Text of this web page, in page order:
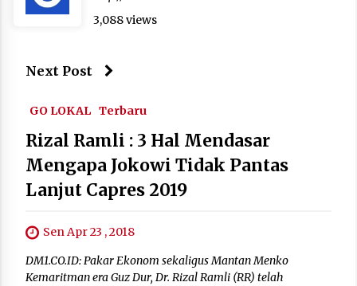
3,088 views
Next Post
GO LOKAL Terbaru
Rizal Ramli : 3 Hal Mendasar
Mengapa Jokowi Tidak Pantas
Lanjut Capres 2019
Sen Apr 23 , 2018
DM1.CO.ID: Pakar Ekonom sekaligus Mantan Menko
Kemaritman era Guz Dur, Dr. Rizal Ramli (RR) telah